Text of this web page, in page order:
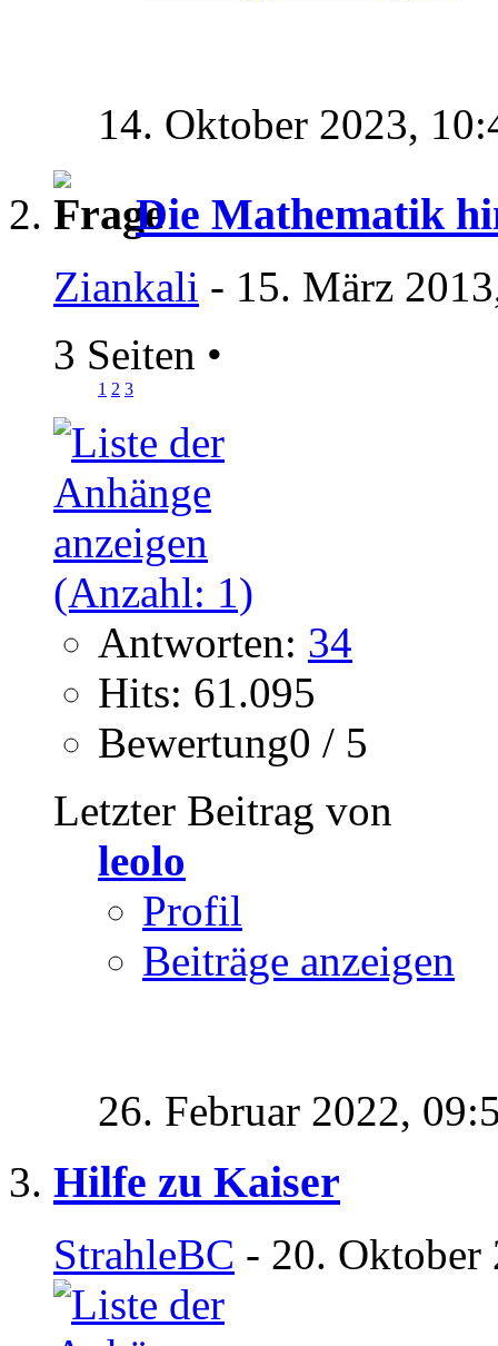
14. Oktober 2023,
Die Mathematik
Ziankali - 15. März
3 Seiten •
1 2 3
Antworten: 34
Hits: 61.095
Bewertung0 / 5
Letzter Beitrag von
leolo
Profil
Beiträge anzeigen
26. Februar 2022,
Hilfe zu Kaiser
StrahleBC - 20. Oktober